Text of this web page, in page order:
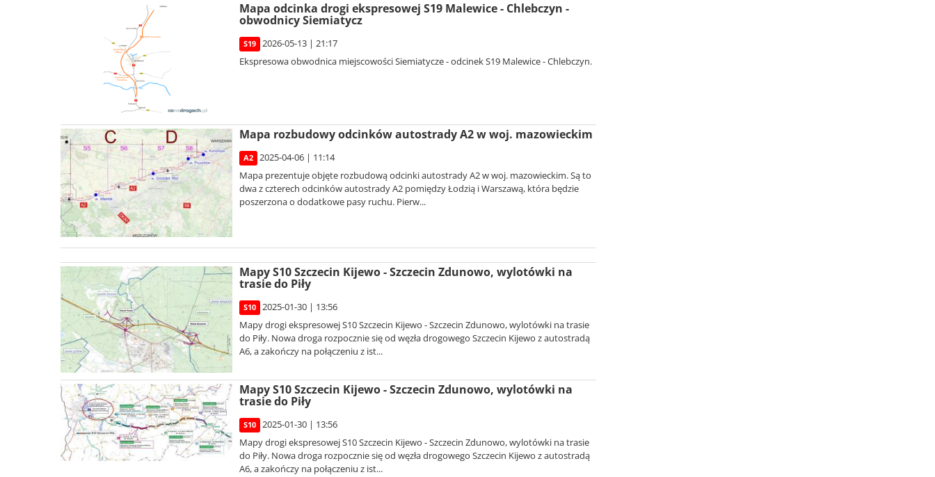
Mapa odcinka drogi ekspresowej S19 Malewice - Chlebczyn -
obwodnicy Siemiatycz
S19
2026-05-13 | 21:17
Ekspresowa obwodnica miejscowości Siemiatycze - odcinek S19 Malewice - Chlebczyn.
Mapa rozbudowy odcinków autostrady A2 w woj. mazowieckim
A2
2025-04-06 | 11:14
Mapa prezentuje objęte rozbudową odcinki autostrady A2 w woj. mazowieckim. Są to
dwa z czterech odcinków autostrady A2 pomiędzy Łodzią i Warszawą, która będzie
poszerzona o dodatkowe pasy ruchu. Pierw...
Mapy S10 Szczecin Kijewo - Szczecin Zdunowo, wylotówki na
trasie do Piły
S10
2025-01-30 | 13:56
Mapy drogi ekspresowej S10 Szczecin Kijewo - Szczecin Zdunowo, wylotówki na trasie
do Piły. Nowa droga rozpocznie się od węzła drogowego Szczecin Kijewo z autostradą
A6, a zakończy na połączeniu z ist...
Mapy S10 Szczecin Kijewo - Szczecin Zdunowo, wylotówki na
trasie do Piły
S10
2025-01-30 | 13:56
Mapy drogi ekspresowej S10 Szczecin Kijewo - Szczecin Zdunowo, wylotówki na trasie
do Piły. Nowa droga rozpocznie się od węzła drogowego Szczecin Kijewo z autostradą
A6, a zakończy na połączeniu z ist...